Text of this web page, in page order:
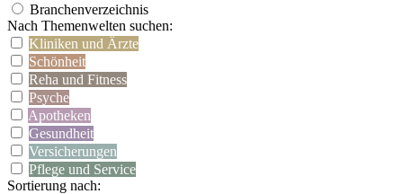
Branchenverzeichnis
Nach Themenwelten suchen:
Kliniken und Ärzte
Schönheit
Reha und Fitness
Psyche
Apotheken
Gesundheit
Versicherungen
Pflege und Service
Sortierung nach: